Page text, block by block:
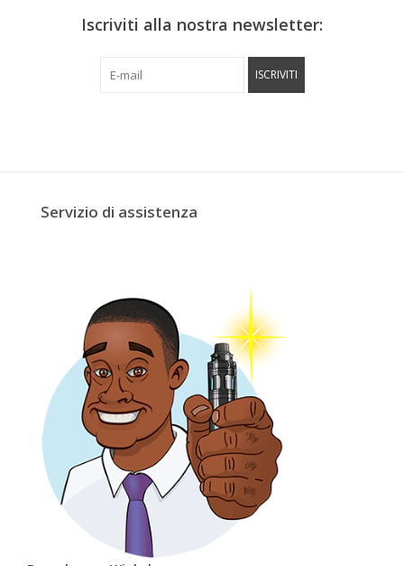
Iscriviti alla nostra newsletter:
ISCRIVITI
Servizio di assistenza